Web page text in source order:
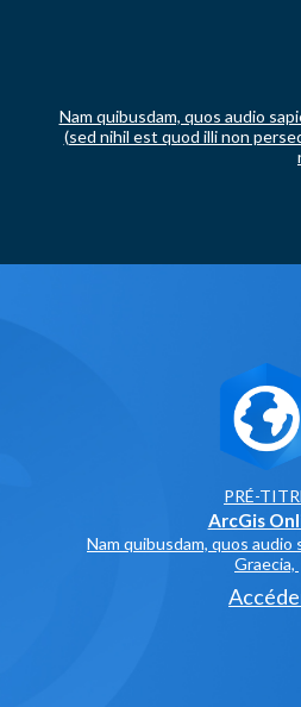
Nam quibusdam, quos audio
(sed nihil est quod illi non
PRÉ-
ArcGis
Nam quibusdam, quos
Graecia,